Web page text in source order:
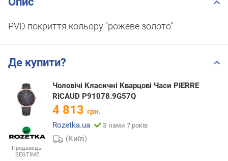
PVD покриття кольору "рожеве золото"
Де купити?
Продавець:
SEGTIME
Чоловічі Класичні Кварцові Часи PIERRE
RICAUD P91078.9G57Q
4 813 грн.
Rozetka.ua
З нами 7 років
(Київ)